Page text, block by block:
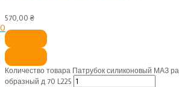
0
570,00 ₴
Количество товара Патрубок силиконовый МАЗ
образный д 70 L225